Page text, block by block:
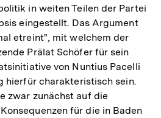
in weiten Teilen der Partei
eingestellt. Das Argument
etreint", mit welchem der
Prälat Schöfer für sein
von Nuntius Pacelli
hierfür charakteristisch sein.
zwar zunächst auf die
für die in Baden